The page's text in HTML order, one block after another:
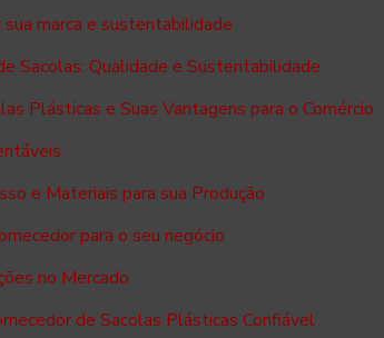
marca e sustentabilidade
Sacolas: Qualidade e Sustentabilidade
Plásticas e Suas Vantagens para o Comércio
e Materiais para sua Produção
para o seu negócio
no Mercado
de Sacolas Plásticas Confiável